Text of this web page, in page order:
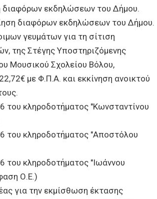
διαφόρων εκδηλώσεων του Δήμου.
διαφόρων εκδηλώσεων του Δήμου.
γευμάτων για τη σίτιση
της Στέγης Υποστηριζόμενης
Μουσικού Σχολείου Βόλου,
με Φ.Π.Α. και εκκίνηση ανοικτού
κληροδοτήματος "Κωνσταντίνου
του κληροδοτήματος "Αποστόλου
κληροδοτήματος "Ιωάννου
Ο.Ε.)
για την εκμίσθωση έκτασης